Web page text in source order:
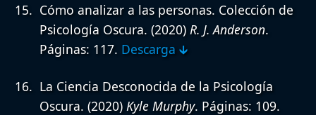
Cómo analizar a las personas. Colección de
Psicología Oscura. (2020) R. J. Anderson.
Páginas: 117. Descarga 🡳
La Ciencia Desconocida de la Psicología
Oscura. (2020) Kyle Murphy. Páginas: 109.